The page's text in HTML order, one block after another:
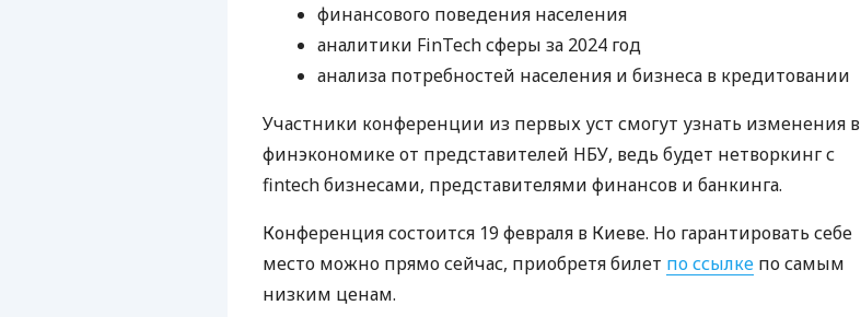
финансового поведения населения
аналитики FinTech сферы за 2024 год
анализа потребностей населения и бизнеса в кредитовании
Участники конференции из первых уст смогут узнать изменения в
финэкономике от представителей НБУ, ведь будет нетворкинг с
fintech бизнесами, представителями финансов и банкинга.
Конференция состоится 19 февраля в Киеве. Но гарантировать себе
место можно прямо сейчас, приобретя билет по ссылке по самым
низким ценам.